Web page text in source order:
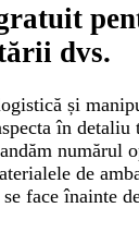
dvs.
și
în detaliu
numărul
de
face înainte